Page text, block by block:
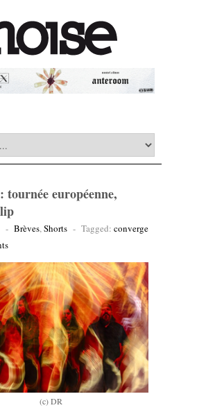
tournée européenne,
- Brèves,Shorts - Tagged: converge
(c) DR